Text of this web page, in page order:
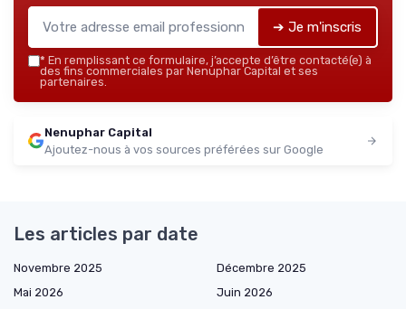
➔ Je m'inscris
* En remplissant ce formulaire, j’accepte d’être contacté(e) à
des fins commerciales par Nenuphar Capital et ses
partenaires.
Nenuphar Capital
Ajoutez-nous à vos sources préférées sur Google
Les articles par date
Novembre 2025
Décembre 2025
Mai 2026
Juin 2026